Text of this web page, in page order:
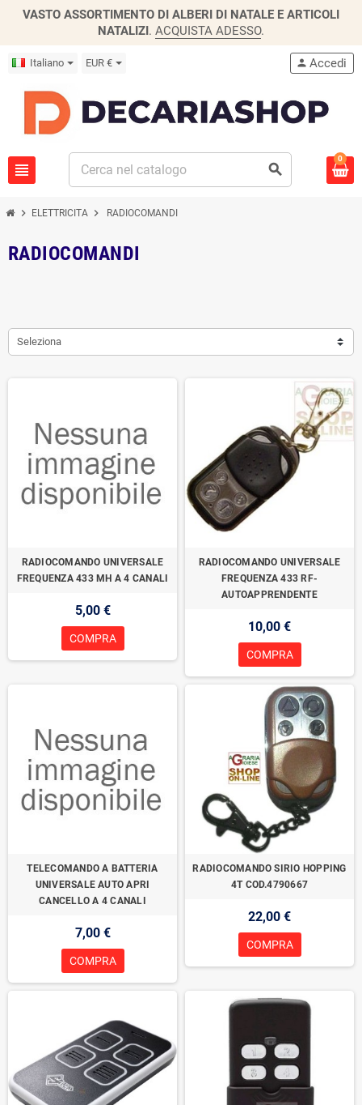
VASTO ASSORTIMENTO DI ALBERI DI NATALE E ARTICOLI
NATALIZI. ACQUISTA ADESSO.
Italiano EUR €
view_headline search
person Accedi
0
chevron_right ELETTRICITA chevron_right RADIOCOMANDI
RADIOCOMANDI
Seleziona
RADIOCOMANDO UNIVERSALE
FREQUENZA 433 MH A 4 CANALI
5,00 €
COMPRA
RADIOCOMANDO UNIVERSALE
FREQUENZA 433 RF-
AUTOAPPRENDENTE
10,00 €
COMPRA
TELECOMANDO A BATTERIA
UNIVERSALE AUTO APRI
CANCELLO A 4 CANALI
7,00 €
COMPRA
RADIOCOMANDO SIRIO HOPPING
4T COD.4790667
22,00 €
COMPRA